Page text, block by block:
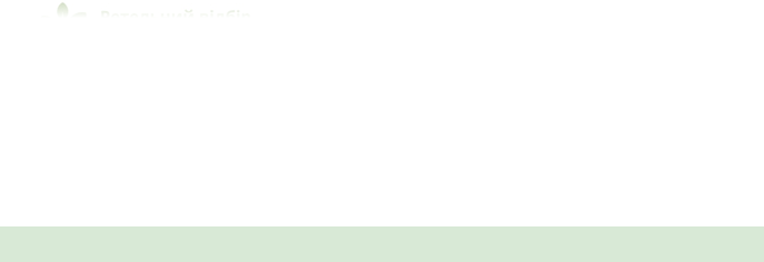
змінюють забарвлення від блідо-лавандового до практично